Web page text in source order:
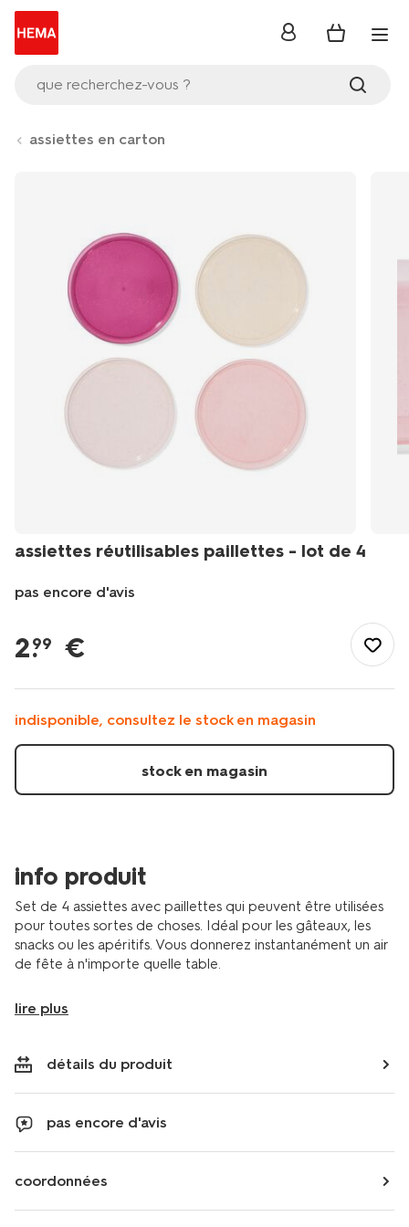
que recherchez-vous ?
se
assiettes en carton
assiettes réutilisables paillettes - lot de 4
pas encore d'avis
fr/fete-
idees-
de-
fete/vaisselle-
jetable/assiettes-
carton/assiettes-
paillettes-
de-
4-
14250309.html
2.
99 €
indisponible, consultez le stock en magasin
stock en magasin
info produit
Set de 4 assiettes avec paillettes qui peuvent être utilisées
pour toutes sortes de choses. Idéal pour les gâteaux, les
snacks ou les apéritifs. Vous donnerez instantanément un air
de fête à n'importe quelle table.
lire plus
détails du produit
pas encore d'avis
coordonnées